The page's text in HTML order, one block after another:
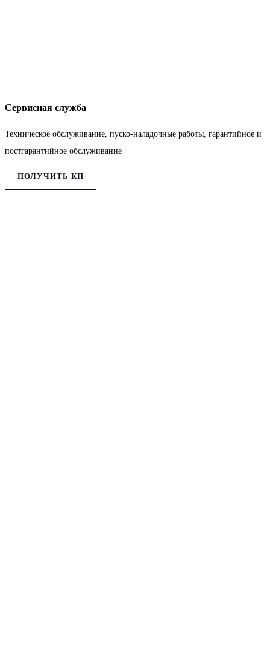
Сервисная служба
Техническое обслуживание, пуско-наладочные работы, гарантийное и
постгарантийное обслуживание
ПОЛУЧИТЬ КП